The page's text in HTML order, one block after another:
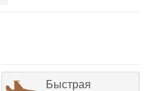
Быстрая